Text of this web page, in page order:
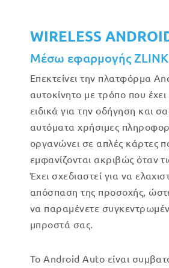
WIRELESS
Μέσω εφαρμογής ZLINK
Επεκτείνει την πλατφόρμα
αυτοκίνητο με τρόπο που έχει
ειδικά για την οδήγηση και
αυτόματα χρήσιμες
οργανώνει σε απλές κάρτες
εμφανίζονται ακριβώς όταν
Έχει σχεδιαστεί για να
απόσπαση της προσοχής,
να παραμένετε
μπροστά σας.
Το Android Auto είναι